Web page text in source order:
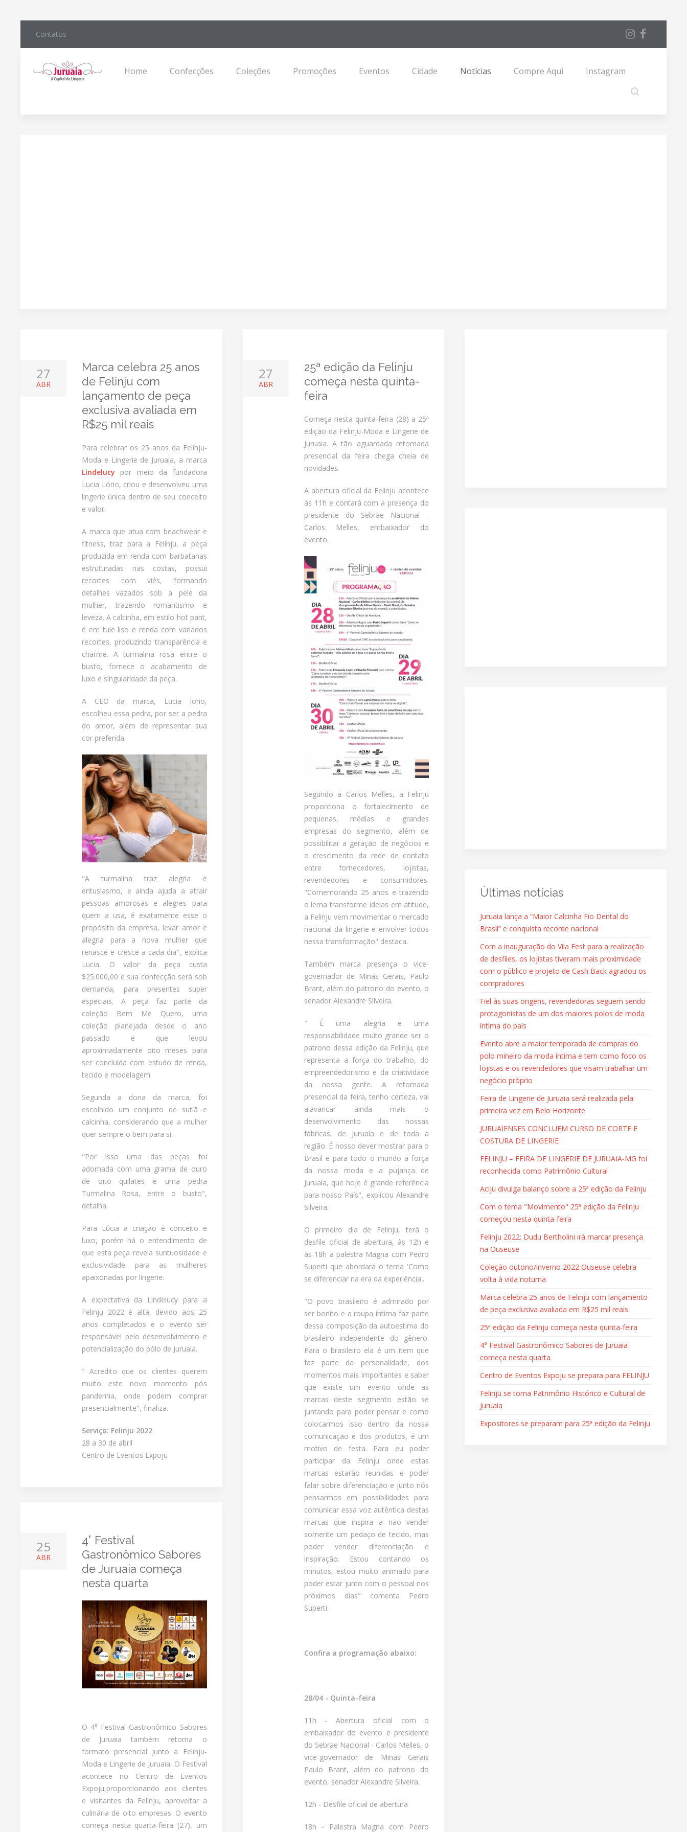
Contatos
Home Confecções Coleções Promoções Eventos Cidade Notícias Compre Aqui Instagram
27
ABR
Marca celebra 25 anos
de Felinju com
lançamento de peça
exclusiva avaliada em
R$25 mil reais
Para celebrar os 25 anos da Felinju-
Moda e Lingerie de Juruaia, a marca
Lindelucy por meio da fundadora
Lucia Lório, criou e desenvolveu uma
lingerie única dentro de seu conceito
e valor.
A marca que atua com beachwear e
fitness, traz para a Felinju, a peça
produzida em renda com barbatanas
estruturadas nas costas, possui
recortes com viés, formando
detalhes vazados sob a pele da
mulher, trazendo romantismo e
leveza. A calcinha, em estilo hot pant,
é em tule liso e renda com variados
recortes, produzindo transparência e
charme. A turmalina rosa entre o
busto, fornece o acabamento de
luxo e singularidade da peça.
A CEO da marca, Lucia Iorio,
escolheu essa pedra, por ser a pedra
do amor, além de representar sua
cor preferida.
"A turmalina traz alegria e
entusiasmo, e ainda ajuda a atrair
pessoas amorosas e alegres para
quem a usa, é exatamente esse o
propósito da empresa, levar amor e
alegria para a nova mulher que
renasce e cresce a cada dia", explica
Lucia. O valor da peça custa
$25.000,00 e sua confecção será sob
demanda, para presentes super
especiais. A peça faz parte da
coleção Bem Me Quero, uma
coleção planejada desde o ano
passado e que levou
aproximadamente oito meses para
ser concluída com estudo de renda,
tecido e modelagem.
Segunda a dona da marca, foi
escolhido um conjunto de sutiã e
calcinha, considerando que a mulher
quer sempre o bem para si.
"Por isso uma das peças foi
adornada com uma grama de ouro
de oito quilates e uma pedra
Turmalina Rosa, entre o busto",
detalha.
Para Lúcia a criação é conceito e
luxo, porém há o entendimento de
que esta peça revela suntuosidade e
exclusividade para as mulheres
apaixonadas por lingerie.
A expectativa da Lindelucy para a
Felinju 2022 é alta, devido aos 25
anos completados e o evento ser
responsável pelo desenvolvimento e
potencialização do pólo de Juruaia.
" Acredito que os clientes querem
muito este novo momento pós
pandemia, onde podem comprar
presencialmente", finaliza.
Serviço: Felinju 2022
28 a 30 de abril
Centro de Eventos Expoju
25
ABR
4° Festival
Gastronômico Sabores
de Juruaia começa
nesta quarta
O 4° Festival Gastronômico Sabores
de Juruaia também retoma o
formato presencial junto a Felinju-
Moda e Lingerie de Juruaia. O Festival
acontece no Centro de Eventos
Expoju,proporcionando aos clientes
e visitantes da Felinju, aproveitar a
culinária de oito empresas. O evento
começa nesta quarta-feira (27), um
27
ABR
25ª edição da Felinju
começa nesta quinta-
feira
Começa nesta quinta-feira (28) a 25ª
edição da Felinju-Moda e Lingerie de
Juruaia. A tão aguardada retomada
presencial da feira chega cheia de
novidades.
A abertura oficial da Felinju acontece
às 11h e contará com a presença do
presidente do Sebrae Nacional -
Carlos Melles, embaixador do
evento.
Segundo a Carlos Melles, a Felinju
proporciona o fortalecimento de
pequenas, médias e grandes
empresas do segmento, além de
possibilitar a geração de negócios e
o crescimento da rede de contato
entre fornecedores, lojistas,
revendedores e consumidores.
"Comemorando 25 anos e trazendo
o lema transforme ideias em atitude,
a Felinju vem movimentar o mercado
nacional da lingerie e envolver todos
nessa transformação" destaca.
Também marca presença o vice-
governador de Minas Gerais, Paulo
Brant, além do patrono do evento, o
senador Alexandre Silveira.
" É uma alegria e uma
responsabilidade muito grande ser o
patrono dessa edição da Felinju, que
representa a força do trabalho, do
empreendedorismo e da criatividade
da nossa gente. A retomada
presencial da feira, tenho certeza, vai
alavancar ainda mais o
desenvolvimento das nossas
fábricas, de Juruaia e de toda a
região. É nosso dever mostrar para o
Brasil e para todo o mundo a força
da nossa moda e a pujança de
Juruaia, que hoje é grande referência
para nosso País", explicou Alexandre
Silveira.
O primeiro dia de Felinju, terá o
desfile oficial de abertura, às 12h e
às 18h a palestra Magna com Pedro
Superti que abordará o tema 'Como
se diferenciar na era da experiência'.
"O povo brasileiro é admirado por
ser bonito e a roupa íntima faz parte
dessa composição da autoestima do
brasileiro independente do gênero.
Para o brasileiro ela é um item que
faz parte da personalidade, dos
momentos mais importantes e saber
que existe um evento onde as
marcas deste segmento estão se
juntando para poder pensar e como
colocarmos isso dentro da nossa
comunicação e dos produtos, é um
motivo de festa. Para eu poder
participar da Felinju onde estas
marcas estarão reunidas e poder
falar sobre diferenciação e junto nós
pensarmos em possibilidades para
comunicar essa voz autêntica destas
marcas que inspira a não vender
somente um pedaço de tecido, mas
poder vender diferenciação e
inspiração. Estou contando os
minutos, estou muito animado para
poder estar junto com o pessoal nos
próximos dias" comenta Pedro
Superti.
Confira a programação abaixo:
28/04 - Quinta-feira
11h - Abertura oficial com o
embaixador do evento e presidente
do Sebrae Nacional - Carlos Melles, o
vice-governador de Minas Gerais
Paulo Brant, além do patrono do
evento, senador Alexandre Silveira.
12h - Desfile oficial de abertura
18h - Palestra Magna com Pedro
Últimas notícias
Juruaia lança a “Maior Calcinha Fio Dental do
Brasil” e conquista recorde nacional
Com a inauguração do Vila Fest para a realização
de desfiles, os lojistas tiveram mais proximidade
com o público e projeto de Cash Back agradou os
compradores
Fiel às suas origens, revendedoras seguem sendo
protagonistas de um dos maiores polos de moda
íntima do país
Evento abre a maior temporada de compras do
polo mineiro da moda íntima e tem como foco os
lojistas e os revendedores que visam trabalhar um
negócio próprio
Feira de Lingerie de Juruaia será realizada pela
primeira vez em Belo Horizonte
JURUAIENSES CONCLUEM CURSO DE CORTE E
COSTURA DE LINGERIE
FELINJU – FEIRA DE LINGERIE DE JURUAIA-MG foi
reconhecida como Patrimônio Cultural
Aciju divulga balanço sobre a 25ª edição da Felinju
Com o tema "Movimento" 25ª edição da Felinju
começou nesta quinta-feira
Felinju 2022: Dudu Bertholini irá marcar presença
na Ouseuse
Coleção outono/inverno 2022 Ouseuse celebra
volta à vida noturna
Marca celebra 25 anos de Felinju com lançamento
de peça exclusiva avaliada em R$25 mil reais
25ª edição da Felinju começa nesta quinta-feira
4° Festival Gastronômico Sabores de Juruaia
começa nesta quarta
Centro de Eventos Expoju se prepara para FELINJU
Felinju se torna Patrimônio Histórico e Cultural de
Juruaia
Expositores se preparam para 25ª edição da Felinju